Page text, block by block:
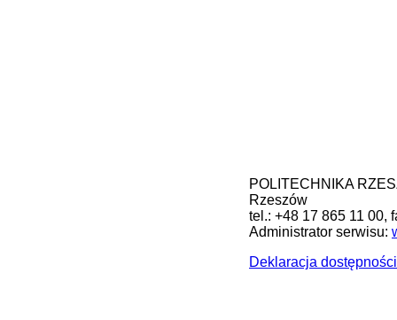
POLITECHNIKA
Rzeszów
tel.: +48 17 865 11 00,
Administrator serwisu:
Deklaracja dostępności